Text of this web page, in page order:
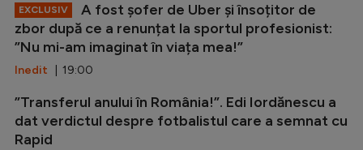
EXCLUSIV
A fost șofer de Uber și însoțitor de
zbor după ce a renunțat la sportul profesionist:
”Nu mi-am imaginat în viața mea!”
Inedit | 19:00
”Transferul anului în România!”. Edi Iordănescu a
dat verdictul despre fotbalistul care a semnat cu
Rapid